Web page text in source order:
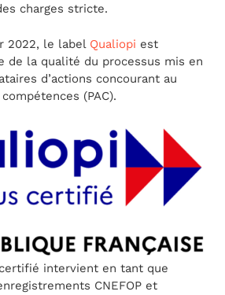
charges stricte.
2022, le label Qualiopi est
de la qualité du processus mis en
d’actions concourant au
(PAC).
intervient en tant que
CNEFOP et